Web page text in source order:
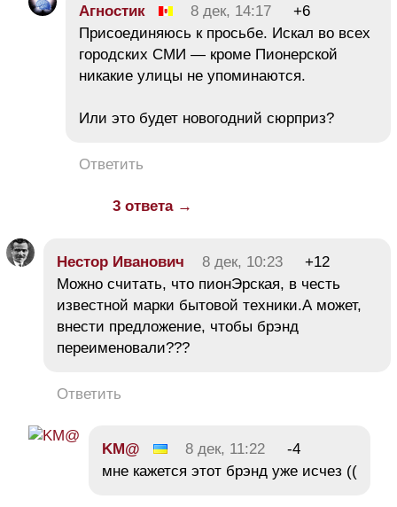
Агностик 8 дек, 14:17
+6
Присоединяюсь к просьбе. Искал во всех
городских СМИ — кроме Пионерской
никакие улицы не упоминаются.
Или это будет новогодний сюрприз?
Ответить
3 ответа →
Нестор Иванович 8 дек, 10:23
+12
Можно считать, что пионЭрская, в честь
известной марки бытовой техники.А может,
внести предложение, чтобы брэнд
переименовали???
Ответить
KM@ 8 дек, 11:22
-4
мне кажется этот брэнд уже исчез ((